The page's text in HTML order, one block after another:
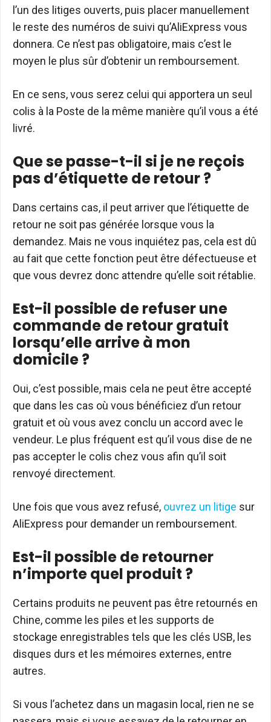
l’un des litiges ouverts, puis placer manuellement
le reste des numéros de suivi qu’AliExpress vous
donnera. Ce n’est pas obligatoire, mais c’est le
moyen le plus sûr d’obtenir un remboursement.
En ce sens, vous serez celui qui apportera un seul
colis à la Poste de la même manière qu’il vous a été
livré.
Que se passe-t-il si je ne reçois
pas d’étiquette de retour ?
Dans certains cas, il peut arriver que l’étiquette de
retour ne soit pas générée lorsque vous la
demandez. Mais ne vous inquiétez pas, cela est dû
au fait que cette fonction peut être défectueuse et
que vous devrez donc attendre qu’elle soit rétablie.
Est-il possible de refuser une
commande de retour gratuit
lorsqu’elle arrive à mon
domicile ?
Oui, c’est possible, mais cela ne peut être accepté
que dans les cas où vous bénéficiez d’un retour
gratuit et où vous avez conclu un accord avec le
vendeur. Le plus fréquent est qu’il vous dise de ne
pas accepter le colis chez vous afin qu’il soit
renvoyé directement.
Une fois que vous avez refusé, ouvrez un litige sur
AliExpress pour demander un remboursement.
Est-il possible de retourner
n’importe quel produit ?
Certains produits ne peuvent pas être retournés en
Chine, comme les piles et les supports de
stockage enregistrables tels que les clés USB, les
disques durs et les mémoires externes, entre
autres.
Si vous l’achetez dans un magasin local, rien ne se